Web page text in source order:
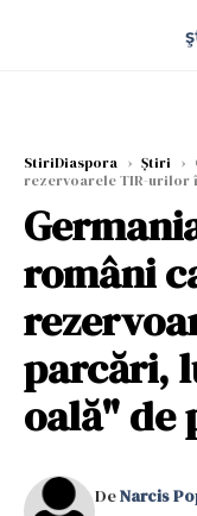
StiriDiaspora › Știri ›
rezervoarele TIR-urilor
români
parcări,
oală" de
DeNarcis